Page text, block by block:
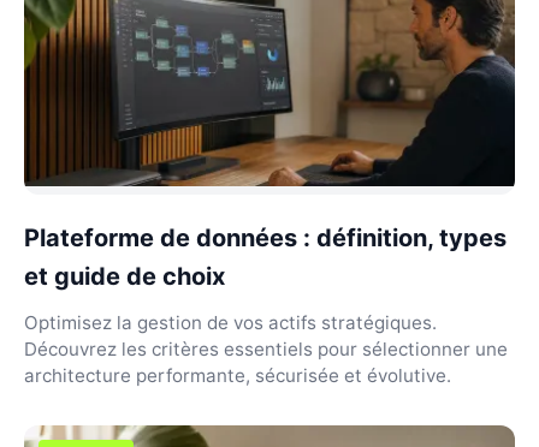
Plateforme de données : définition, types
et guide de choix
Optimisez la gestion de vos actifs stratégiques.
Découvrez les critères essentiels pour sélectionner une
architecture performante, sécurisée et évolutive.